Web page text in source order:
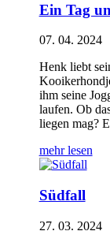
Ein Tag
07. 04. 2024
Henk liebt
ihm seine
laufen. Ob
liegen mag?
mehr lesen
Südfall
27. 03. 2024